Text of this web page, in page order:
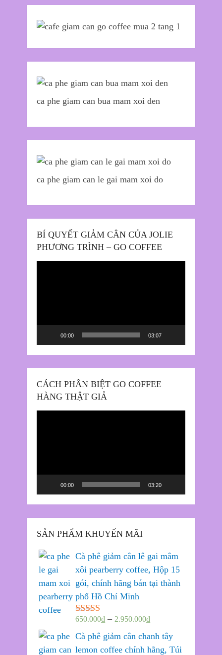
ca phe giam can bua mam xoi den
ca phe giam can le gai mam xoi do
BÍ QUYẾT GIẢM CÂN CỦA JOLIE
PHƯƠNG TRÌNH – GO COFFEE
00:00 03:07
CÁCH PHÂN BIỆT GO COFFEE
HÀNG THẬT GIẢ
00:00 03:20
SẢN PHẨM KHUYẾN MÃI
Cà phê giảm cân lê gai mâm
xôi pearberry coffee, Hộp 15
gói, chính hãng bán tại thành
phố Hồ Chí Minh
Được xếp
sao
650.000₫– 2.950.000₫
Cà phê giảm cân chanh tây
lemon coffee chính hãng, Túi